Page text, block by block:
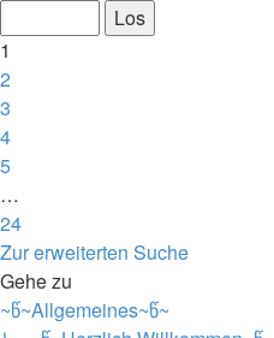
von
24
1
2
3
4
5
…
24
Nächste
Zur erweiterten Suche
Gehe zu
~წ~Allgemeines~წ~